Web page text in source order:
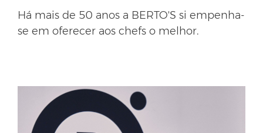
Há mais de 50 anos a BERTO'S si empenha-
se em oferecer aos chefs o melhor.